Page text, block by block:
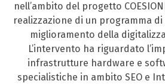
nell’ambito del progetto
realizzazione di un programma
miglioramento della
L’intervento ha riguardato
infrastrutture hardware e
specialistiche in ambito SEO e